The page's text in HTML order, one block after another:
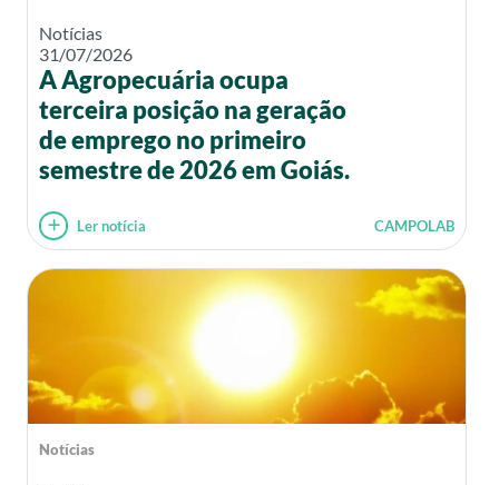
Notícias
31/07/2026
A Agropecuária ocupa
terceira posição na geração
de emprego no primeiro
semestre de 2026 em Goiás.
Ler notícia CAMPOLAB
Notícias